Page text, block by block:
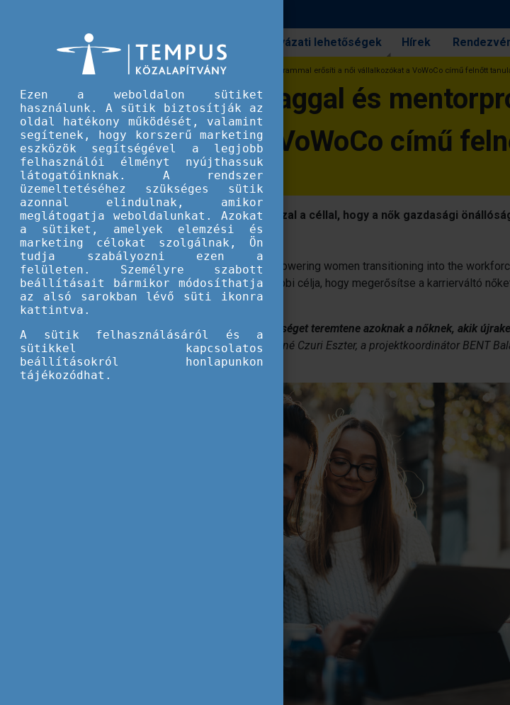
Pályázati lehetőségek Hírek
Digitális tananyaggal és mentorprogrammal erősíti a női vállalkozókat a VoWoCo című felnőtt
Digitális tananyaggal és
vállalkozókat a VoWoCo című
A projekt 2025 októberében indult azzal a céllal, hogy a nők gazdasági
vállalkozói fejlődését támogassa.
A Volcanoes' Women Co-Creation - Empowering women transitioning into the
women entrepreneurs című projekt további célja, hogy megerősítse a karrierváltó
keresnek a munka világában.
„Szeretnénk, ha a VoWoCo valódi lehetőséget teremtene azoknak a nőknek, akik
újraépítik karrierjüket”– mondta el Nagyné Czuri Eszter, a projektkoordinátor BENT
Vállalkozói Egyesület elnöke.
Ezen a weboldalon sütiket
használunk. A sütik biztosítják az
oldal hatékony működését, valamint
segítenek, hogy korszerű marketing
eszközök segítségével a legjobb
felhasználói élményt nyújthassuk
látogatóinknak. A rendszer
üzemeltetéséhez szükséges sütik
azonnal elindulnak, amikor
meglátogatja weboldalunkat. Azokat
a sütiket, amelyek elemzési és
marketing célokat szolgálnak, Ön
tudja szabályozni ezen a
felületen. Személyre szabott
beállításait bármikor módosíthatja
az alsó sarokban lévő süti ikonra
kattintva.
A sütik felhasználásáról és a
sütikkel kapcsolatos
beállításokról honlapunkon
tájékozódhat.